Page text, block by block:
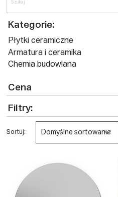
Kategorie:
Płytki ceramiczne
Armatura i ceramika
Chemia budowlana
Cena
Filtry:
Sortuj: Domyślne sortowanie